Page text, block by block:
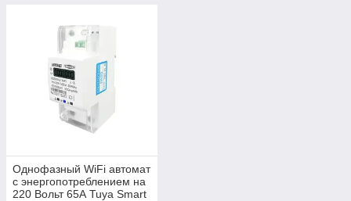
Однофазный WiFi автомат
с энергопотреблением на
220 Вольт 65А Tuya Smart